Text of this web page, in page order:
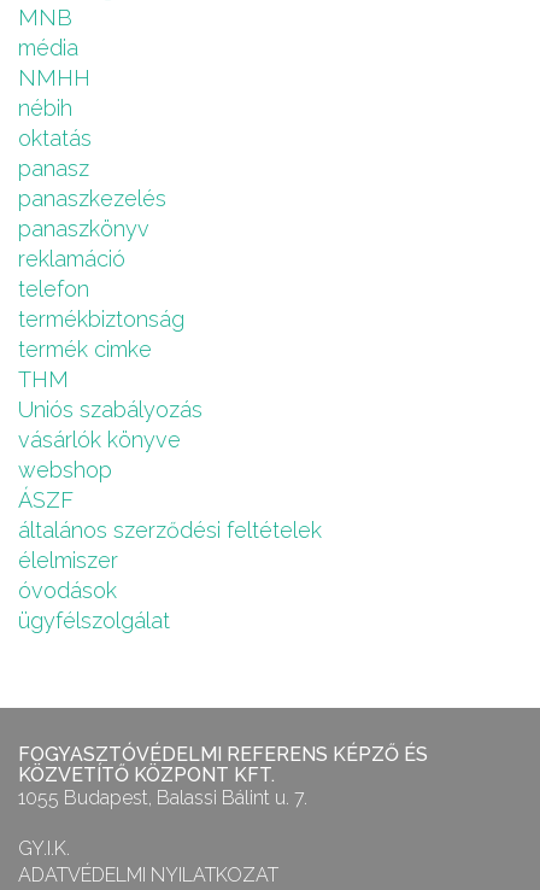
MNB
média
NMHH
nébih
oktatás
panasz
panaszkezelés
panaszkönyv
reklamáció
telefon
termékbiztonság
termék cimke
THM
Uniós szabályozás
vásárlók könyve
webshop
ÁSZF
általános szerződési feltételek
élelmiszer
óvodások
ügyfélszolgálat
FOGYASZTÓVÉDELMI REFERENS KÉPZŐ ÉS
KÖZVETÍTŐ KÖZPONT KFT.
1055 Budapest, Balassi Bálint u. 7.
GY.I.K.
ADATVÉDELMI NYILATKOZAT